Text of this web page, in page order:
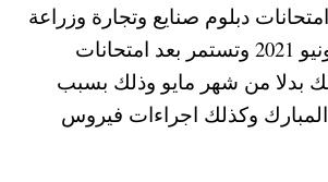
pp دبلوم صنايع وتجارة وزراعة
بحيث تبدأ من 5 يونيو 2021 وتستمر بعد امتحانات
بدلا من شهر مايو وذلك بسبب
وكذلك اجراءات فيروس